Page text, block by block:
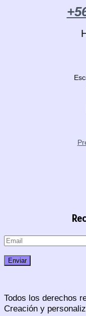
Todos los derechos
Creación y